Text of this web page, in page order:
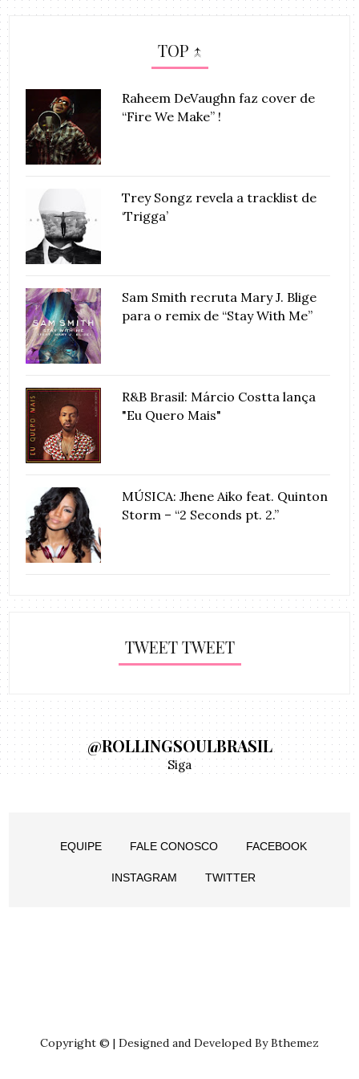
TOP ↑
Raheem DeVaughn faz cover de
“Fire We Make” !
Trey Songz revela a tracklist de
‘Trigga’
Sam Smith recruta Mary J. Blige
para o remix de “Stay With Me”
R&B Brasil: Márcio Costta lança
"Eu Quero Mais"
MÚSICA: Jhene Aiko feat. Quinton
Storm – “2 Seconds pt. 2.”
TWEET TWEET
@ROLLINGSOULBRASIL
Siga
EQUIPE FALE CONOSCO FACEBOOK
INSTAGRAM TWITTER
Copyright © | Designed and Developed By Bthemez